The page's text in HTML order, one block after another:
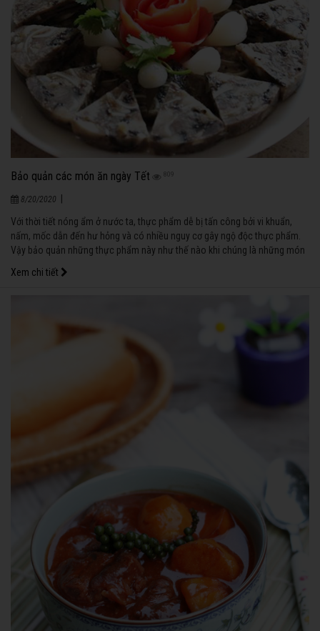
Bảo quản các món ăn ngày Tết 809
8/20/2020
Với thời tiết nóng ẩm ở nước ta, thực phẩm dễ bị tấn công bởi vi khuẩn,
nấm, mốc dẫn đến hư hỏng và có nhiều nguy cơ gây ngộ độc thực phẩm.
Vậy bảo quản những thực phẩm này như thế nào khi chúng là những món
Xem chi tiết